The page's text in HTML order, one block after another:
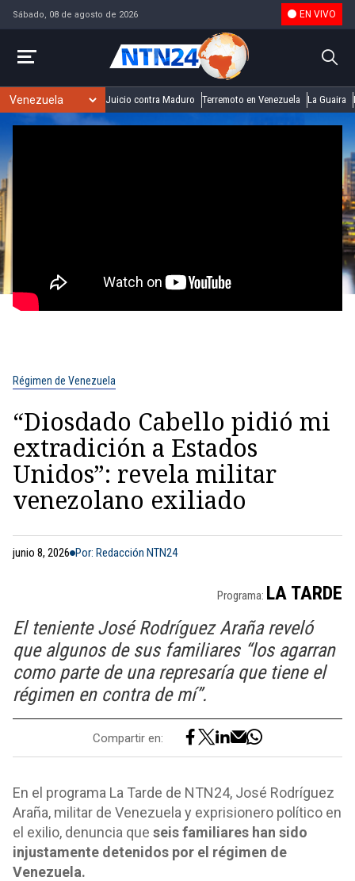
Sábado, 08 de agosto de 2026 EN VIVO
Juicio contra Maduro Terremoto en Venezuela La Guaira
Régimen de Venezuela
“Diosdado Cabello pidió mi
extradición a Estados
Unidos”: revela militar
venezolano exiliado
junio 8, 2026 Por: Redacción NTN24
Programa: LA TARDE
El teniente José Rodríguez Araña reveló
que algunos de sus familiares “los agarran
como parte de una represaría que tiene el
régimen en contra de mí”.
Compartir en:
En el programa La Tarde de NTN24, José Rodríguez
Araña, militar de Venezuela y exprisionero político en
el exilio, denuncia que seis familiares han sido
injustamente detenidos por el régimen de
Venezuela.